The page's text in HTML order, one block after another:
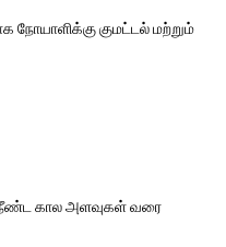
குமட்டல் மற்றும்
கால அளவுகள் வரை